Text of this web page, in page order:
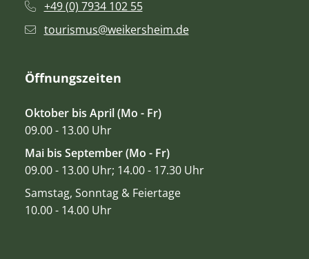
+49 (0) 7934 102 55
tourismus@weikersheim.de
Öffnungszeiten
Oktober bis April (Mo - Fr)
09.00 - 13.00 Uhr
Mai bis September (Mo - Fr)
09.00 - 13.00 Uhr; 14.00 - 17.30 Uhr
Samstag, Sonntag & Feiertage
10.00 - 14.00 Uhr